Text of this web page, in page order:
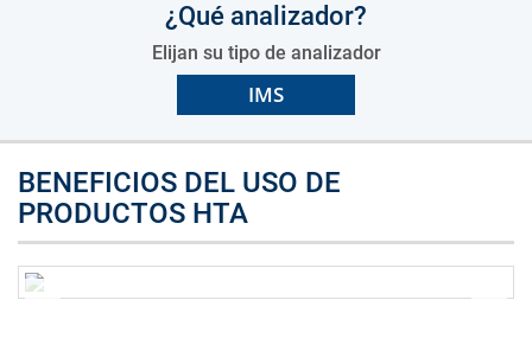
¿Qué analizador?
Elijan su tipo de analizador
IMS
BENEFICIOS DEL USO DE
PRODUCTOS HTA